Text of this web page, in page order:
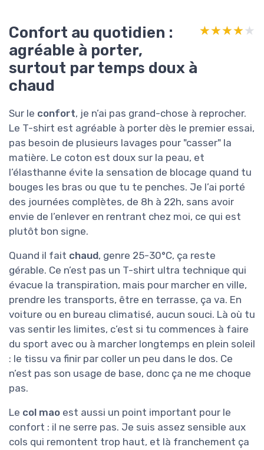
Confort au quotidien :
agréable à porter,
surtout par temps doux à
chaud
★★★★★
★★★★★
Sur le confort, je n’ai pas grand-chose à reprocher.
Le T-shirt est agréable à porter dès le premier essai,
pas besoin de plusieurs lavages pour "casser" la
matière. Le coton est doux sur la peau, et
l’élasthanne évite la sensation de blocage quand tu
bouges les bras ou que tu te penches. Je l’ai porté
des journées complètes, de 8h à 22h, sans avoir
envie de l’enlever en rentrant chez moi, ce qui est
plutôt bon signe.
Quand il fait chaud, genre 25-30°C, ça reste
gérable. Ce n’est pas un T-shirt ultra technique qui
évacue la transpiration, mais pour marcher en ville,
prendre les transports, être en terrasse, ça va. En
voiture ou en bureau climatisé, aucun souci. Là où tu
vas sentir les limites, c’est si tu commences à faire
du sport avec ou à marcher longtemps en plein soleil
: le tissu va finir par coller un peu dans le dos. Ce
n’est pas son usage de base, donc ça ne me choque
pas.
Le col mao est aussi un point important pour le
confort : il ne serre pas. Je suis assez sensible aux
cols qui remontent trop haut, et là franchement ça